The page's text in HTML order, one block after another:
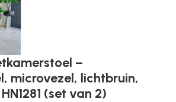
–
microvezel, lichtbruin,
(set van 2)